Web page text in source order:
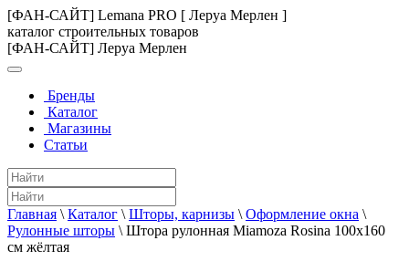
[ФАН-САЙТ] Lemana PRO [ Леруа Мерлен ]
каталог строительных товаров
[ФАН-САЙТ] Леруа Мерлен
Бренды
Каталог
Магазины
Статьи
Главная \ Каталог \ Шторы, карнизы \ Оформление окна \
Рулонные шторы \ Штора рулонная Miamoza Rosina 100x160
см жёлтая